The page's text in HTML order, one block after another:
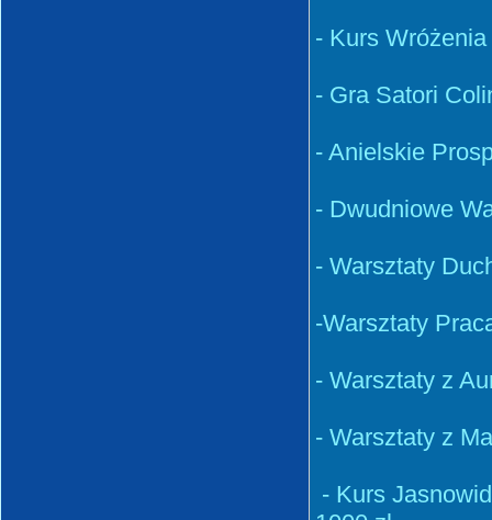
- Kurs
- Gra Satori
- Anielskie
- Dwudniowe
- Warsztaty
-Warsztaty
- Warsztaty z
- Warsztaty z
- Kurs